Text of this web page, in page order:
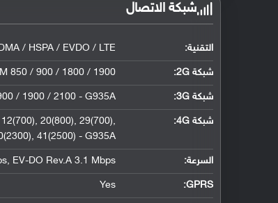
شبكة الاتصال
التقنية: / HSPA / EVDO / LTE
شبكة 2G: 850 / 900 / 1800 / 1900
شبكة 3G :
/ 1900 / 2100 - G935A
شبكة 4G :
20(800), 29(700),
41(2500) - G935A
السرعة: EV-DO Rev.A 3.1 Mbps
GPRS:
Yes